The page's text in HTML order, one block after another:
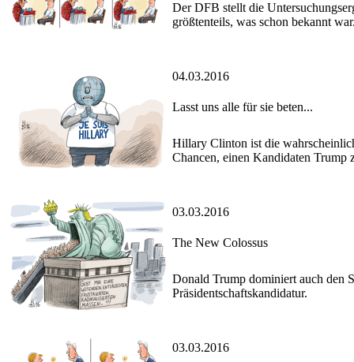
Der DFB stellt die
größtenteils, was schon bekannt
04.03.2016
Lasst uns alle für sie beten...
Hillary Clinton ist die
Chancen, einen Kandidaten Trump
03.03.2016
The New Colossus
Donald Trump dominiert auch den
Präsidentschaftskandidatur.
03.03.2016